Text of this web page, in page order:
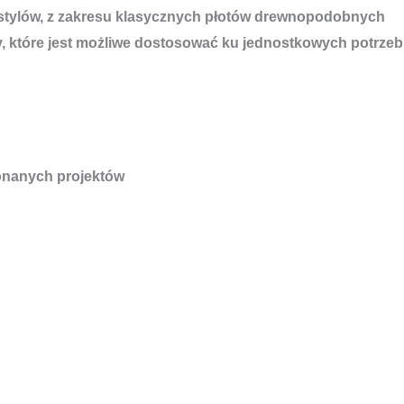
z zakresu klasycznych płotów drewnopodobnych
które jest możliwe dostosować ku jednostkowych potrzeb
projektów